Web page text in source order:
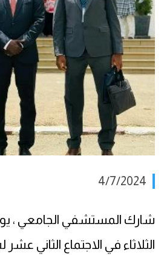
4/7/2024
شارك المستشفي الجامعي ،
الثلاثاء في الاجتماع الثاني